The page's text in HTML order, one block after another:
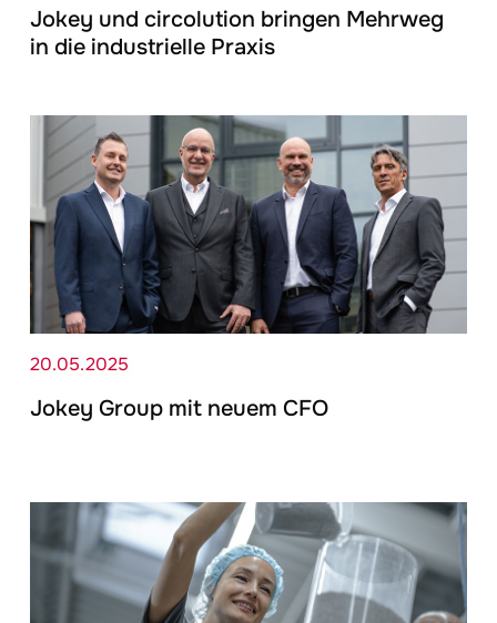
Jokey und circolution bringen Mehrweg
in die industrielle Praxis
20.05.2025
Jokey Group mit neuem CFO